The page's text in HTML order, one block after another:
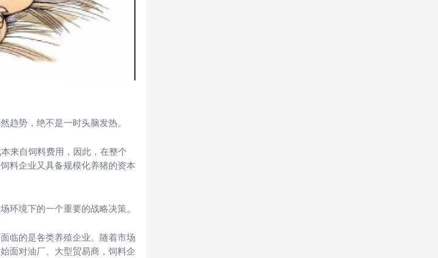
趋势，绝不是一时头脑发热。
来自饲料费用，因此，在整个
料企业又具备规模化养猪的资本
环境下的一个重要的战略决策。
临的是各类养殖企业。随着市场
面对油厂、大型贸易商，饲料企